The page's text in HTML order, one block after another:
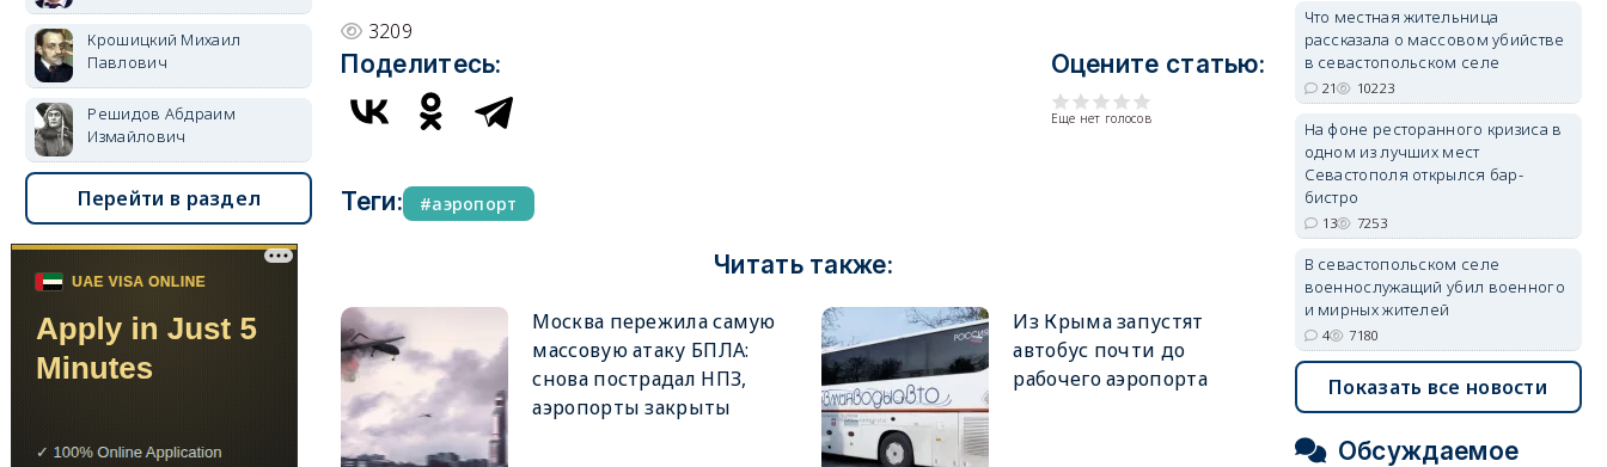
3209
Поделитесь: Оцените статью:
Еще нет голосов
Теги: аэропорт
Читать также:
Москва пережила самую
массовую атаку БПЛА:
снова пострадал НПЗ,
аэропорты закрыты
Из Крыма запустят
автобус почти до
рабочего аэропорта
Крошицкий Михаил
Павлович
Решидов Абдраим
Измайлович
Перейти в раздел
Что местная жительница
рассказала о массовом убийстве
в севастопольском селе
21 10223
На фоне ресторанного кризиса в
одном из лучших мест
Севастополя открылся бар-
бистро
13 7253
В севастопольском селе
военнослужащий убил военного
и мирных жителей
4 7180
Показать все новости
Обсуждаемое